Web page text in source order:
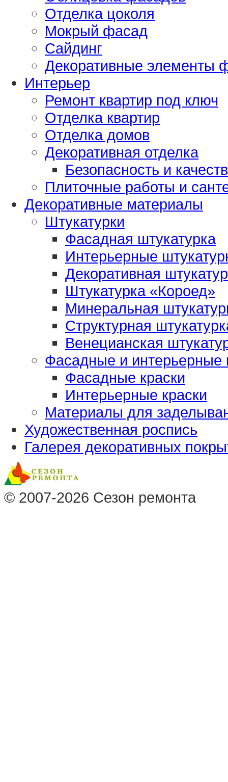
Отделка цоколя
Мокрый фасад
Сайдинг
Декоративные элементы
Интерьер
Ремонт квартир под ключ
Отделка квартир
Отделка домов
Декоративная отделка
Безопасность и
Плиточные работы и
Декоративные материалы
Штукатурки
Фасадная штукатурка
Интерьерные
Декоративная
Штукатурка «Короед»
Минеральная
Структурная
Венецианская
Фасадные и интерьерные
Фасадные краски
Интерьерные краски
Материалы для
Художественная роспись
Галерея декоративных
© 2007-2026 Сезон ремонта